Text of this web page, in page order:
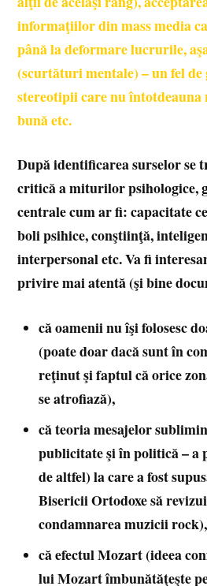
informaţiilor din mass media
până la deformare lucrurile,
(scurtături mentale) – un fel
stereotipii care nu întotdeauna
bună etc.
După identificarea surselor se
critică a miturilor psihologice,
centrale cum ar fi: capacitate
boli psihice, conştiinţă,
interpersonal etc. Va fi
privire mai atentă (şi bine
căoamenii nu îşi folosesc
(poate doar dacă sunt în
reţinut şi faptul că orice
se atrofiază),
că teoria mesajelor
publicitate şi în politică – a
de altfel) la care a fost
Bisericii Ortodoxe să
condamnarea muzicii rock),
că efectul Mozart (ideea
lui Mozart îmbunătăţeşte